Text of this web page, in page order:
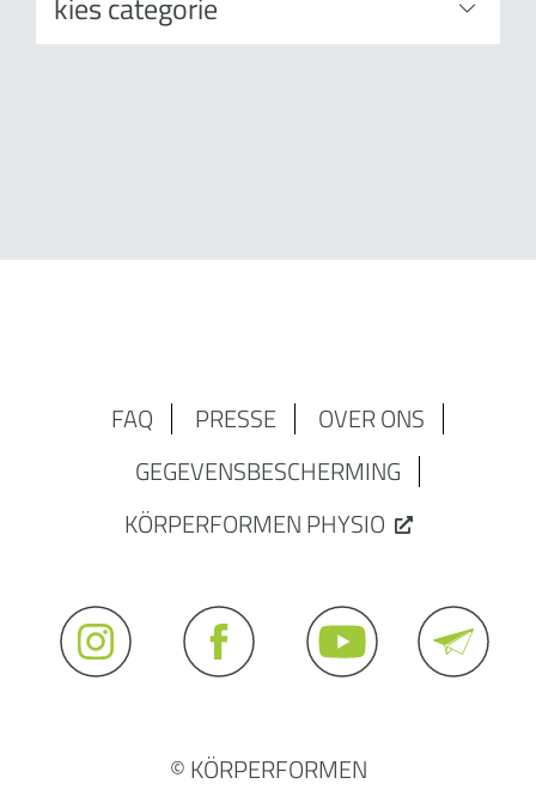
FAQ PRESSE
OVER ONS
GEGEVENSBESCHERMING
KÖRPERFORMEN PHYSIO
© KÖRPERFORMEN